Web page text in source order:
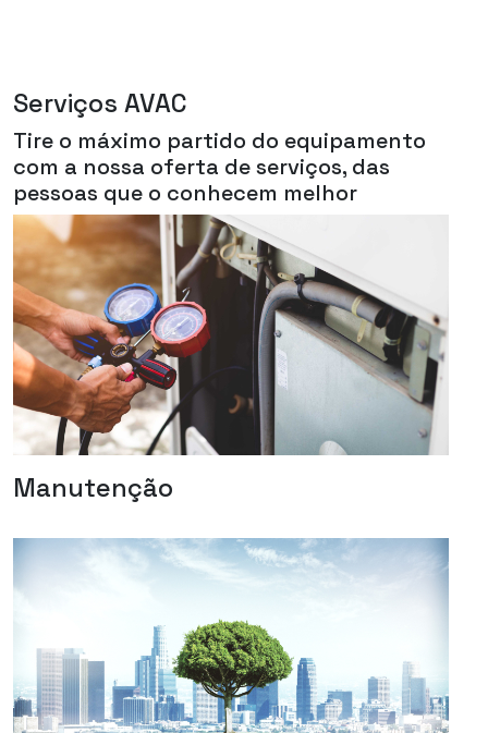
Serviços AVAC
Tire o máximo partido do equipamento
com a nossa oferta de serviços, das
pessoas que o conhecem melhor
Manutenção